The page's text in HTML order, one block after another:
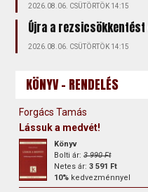
2026.08.06. CSÜTÖRTÖK 14:15
Újra a rezsicsökkentést
2026.08.06. CSÜTÖRTÖK 14:15
KÖNYV - RENDELÉS
Forgács Tamás
Lássuk a medvét!
Könyv
Bolti ár:3 990 Ft
Netes ár:3 591 Ft
10% kedvezménnyel